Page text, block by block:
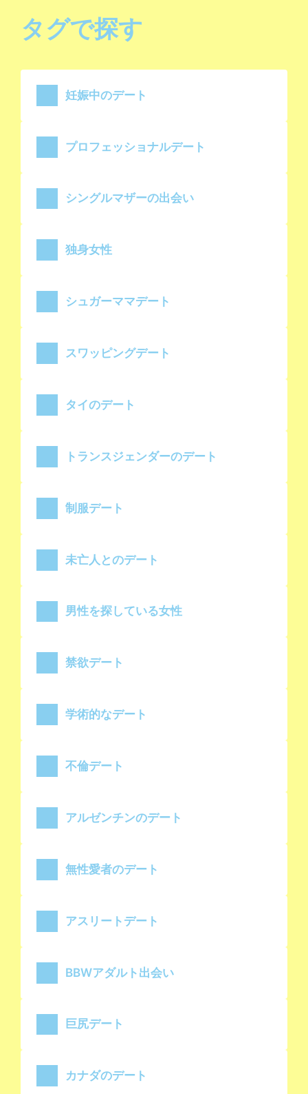
タグで探す
妊娠中のデート
プロフェッショナルデート
シングルマザーの出会い
独身女性
シュガーママデート
スワッピングデート
タイのデート
トランスジェンダーのデート
制服デート
未亡人とのデート
男性を探している女性
禁欲デート
学術的なデート
不倫デート
アルゼンチンのデート
無性愛者のデート
アスリートデート
BBWアダルト出会い
巨尻デート
カナダのデート